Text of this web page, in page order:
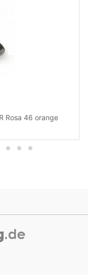
Rosa 46 orange